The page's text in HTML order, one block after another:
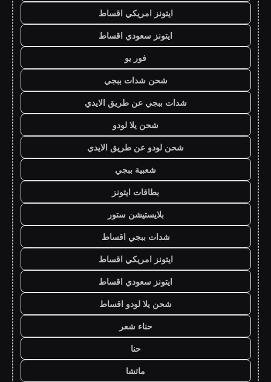
ايتونز امريكي اقساط
ايتونز سعودي اقساط
فور يو
شحن شدات ببجي
شدات ببجي عن طريق الايدي
شحن يلا لودو
شحن لودو عن طريق الايدي
شعبية ببجي
بطاقات ايتونز
بلايستيشن ستور
شدات ببجي اقساط
ايتونز امريكي اقساط
ايتونز سعودي اقساط
شحن يلا لودو اقساط
حناء شعر
حنا
ماتشا